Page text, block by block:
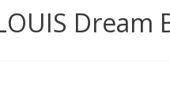
Dream